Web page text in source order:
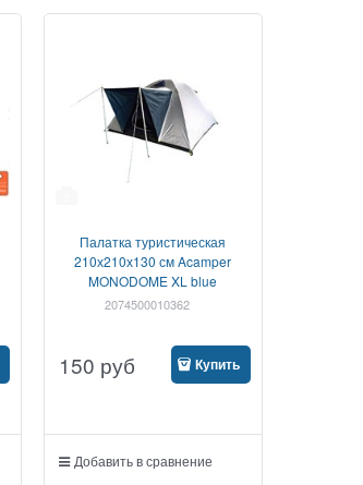
Палатка туристическая
210х210х130 см Acamper
MONODOME XL blue
2074500010362
150 руб Купить
Добавить в сравнение